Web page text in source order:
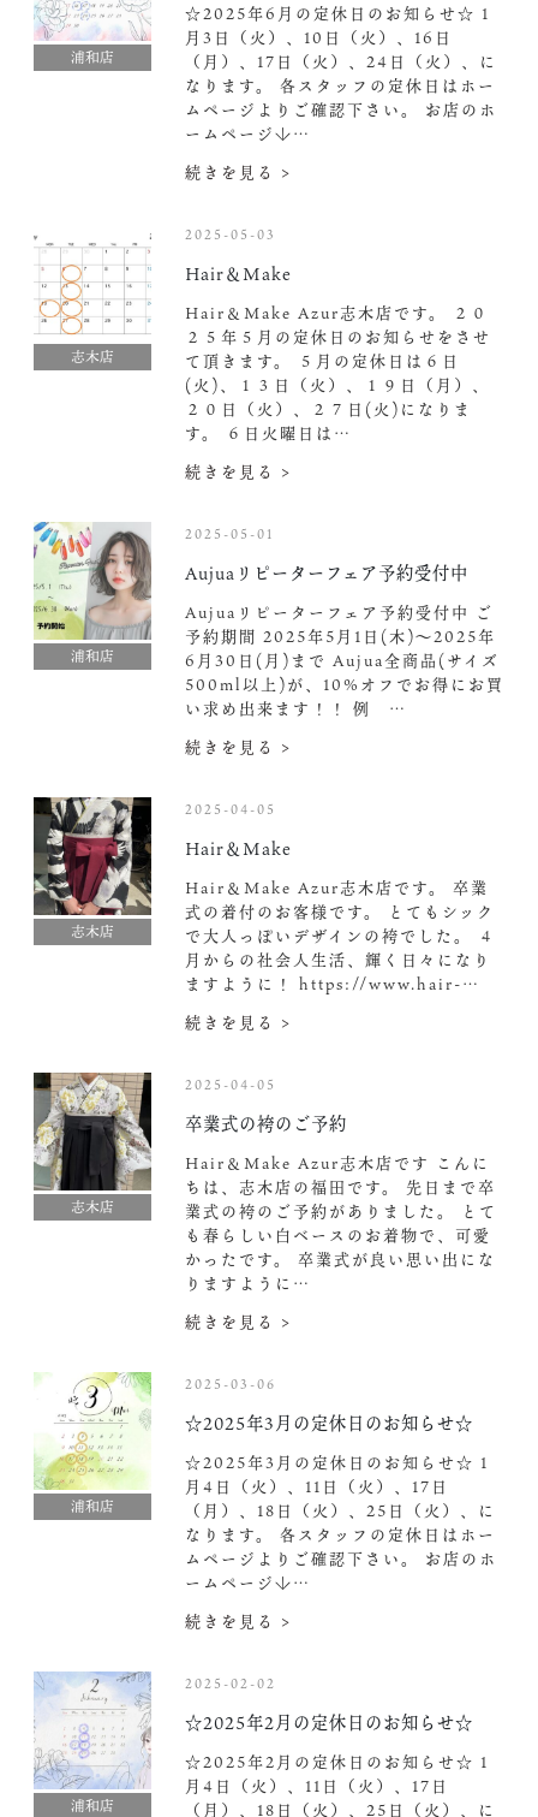
浦和店
☆2025年6月の定休日のお知らせ☆ 1
月3日（火）、10日（火）、16日
（月）、17日（火）、24日（火）、に
なります。 各スタッフの定休日はホー
ムページよりご確認下さい。 お店のホ
ームページ↓…
続きを見る >
志木店
2025-05-03
Hair＆Make
Hair＆Make Azur志木店です。 ２０
２５年５月の定休日のお知らせをさせ
て頂きます。 ５月の定休日は６日
(火)、１３日（火）、１９日（月）、
２０日（火）、２７日(火)になりま
す。 ６日火曜日は…
続きを見る >
浦和店
2025-05-01
Aujuaリピーターフェア予約受付中️
Aujuaリピーターフェア予約受付中️ ご
予約期間 2025年5月1日(木)〜2025年
6月30日(月)まで Aujua全商品(サイズ
500ml以上)が、10%オフでお得にお買
い求め出来ます！！ 例 …
続きを見る >
志木店
2025-04-05
Hair＆Make
Hair＆Make Azur志木店です。 卒業
式の着付のお客様です。 とてもシック
で大人っぽいデザインの袴でした。 ４
月からの社会人生活、輝く日々になり
ますように！ https://www.hair-…
続きを見る >
志木店
2025-04-05
卒業式の袴のご予約
Hair＆Make Azur志木店です こんに
ちは、志木店の福田です。 先日まで卒
業式の袴のご予約がありました。 とて
も春らしい白ベースのお着物で、可愛
かったです。 卒業式が良い思い出にな
りますように…
続きを見る >
浦和店
2025-03-06
☆2025年3月の定休日のお知らせ☆
☆2025年3月の定休日のお知らせ☆ 1
月4日（火）、11日（火）、17日
（月）、18日（火）、25日（火）、に
なります。 各スタッフの定休日はホー
ムページよりご確認下さい。 お店のホ
ームページ↓…
続きを見る >
浦和店
2025-02-02
☆2025年2月の定休日のお知らせ☆
☆2025年2月の定休日のお知らせ☆ 1
月4日（火）、11日（火）、17日
（月）、18日（火）、25日（火）、に